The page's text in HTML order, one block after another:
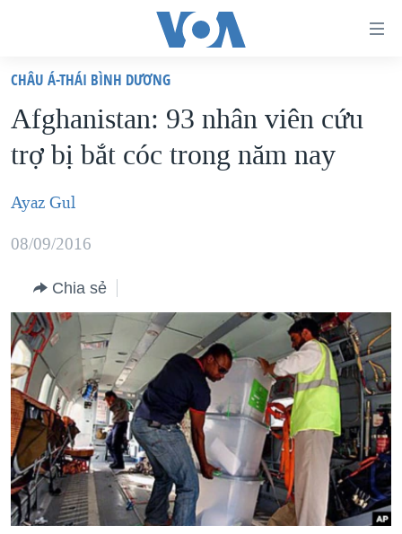
truy
cập
Tới
dung
chính
hướng
chính
Đi
tới
"Tìm"
VIỆT NAM
HOA KỲ
BIỂN ĐÔNG
DIỄN ĐÀN
MỤC
TỰ DO BÁO CHÍ
VẠCH TRẦN TIN GIẢ
NGƯỜI VIỆT HẢI NGOẠI
ĐỜI SỐNG
KINH TẾ
KHOA HỌC
CHUYÊN ĐỀ
CHIẾN TRANH THƯƠNG MẠI CỦA MỸ: QUÁ KHỨ VÀ HIỆN
TẠI
HÀNH TRÌNH BẦU CỬ 2024
MỘT NĂM CHIẾN TRANH TẠI DẢI GAZA
GIẢI MÃ VÀNH ĐAI & CON ĐƯỜNG
HỌC TIẾNG ANH
VIDEO
NGHE
MẠNG XÃ HỘI
CHÂU Á-THÁI BÌNH DƯƠNG
Afghanistan: 93 nhân viên cứu
trợ bị bắt cóc trong năm nay
Ayaz Gul
08/09/2016
Chia sẻ